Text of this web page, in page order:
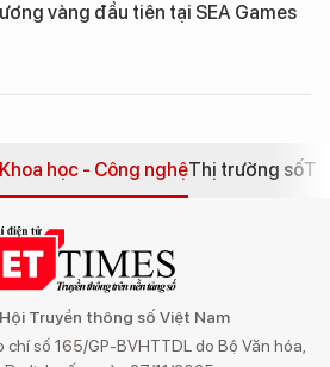
vàng đầu tiên tại SEA Games
Khoa học - Công nghệThị trường số
Truyền thông số Việt Nam
số 165/GP-BVHTTDL do Bộ Văn hóa,